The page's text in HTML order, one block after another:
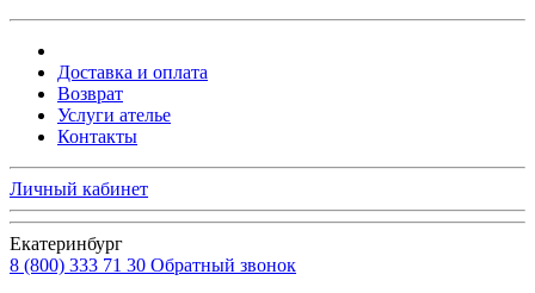
Доставка и оплата
Возврат
Услуги ателье
Контакты
Личный кабинет
Екатеринбург
8 (800) 333 71 30 Обратный звонок